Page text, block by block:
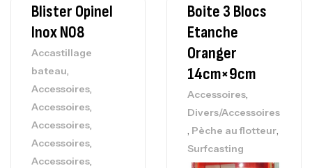
Blister Opinel
Inox N08
Accastillage
bateau
Accessoires
Accessoires
Accessoires
Accessoires
Accessoires
Boite 3 Blocs
Etanche
Oranger
14cm×9cm
Accessoires
Divers/Accessoires
Pèche au flotteur
Surfcasting